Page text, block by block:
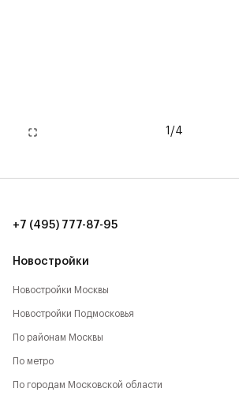
1 /4
Новостройки
Новостройки Москвы
Новостройки Подмосковья
По районам Москвы
По метро
По городам Московской области
+7 (495) 777-87-95